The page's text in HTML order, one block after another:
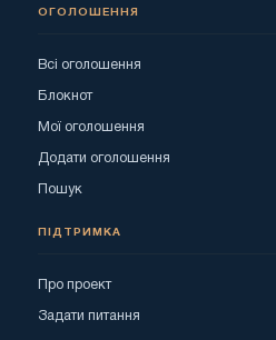
ОГОЛОШЕННЯ
Всі оголошення
Блокнот
Мої оголошення
Додати оголошення
Пошук
ПІДТРИМКА
Про проект
Задати питання